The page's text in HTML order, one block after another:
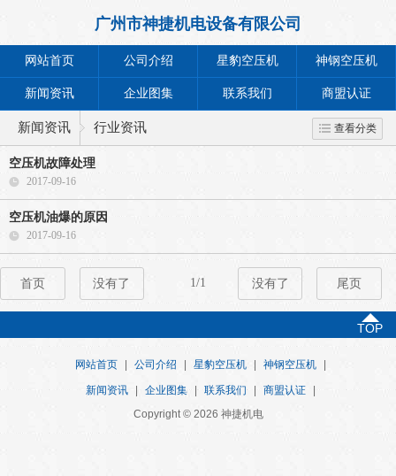
广州市神捷机电设备有限公司
网站首页 公司介绍 星豹空压机 神钢空压机
新闻资讯 企业图集 联系我们 商盟认证
新闻资讯 行业资讯 查看分类
空压机故障处理
2017-09-16
空压机油爆的原因
2017-09-16
首页 没有了 1/1 没有了 尾页
TOP
网站首页 公司介绍 星豹空压机 神钢空压机
新闻资讯 企业图集 联系我们 商盟认证
Copyright © 2026 神捷机电